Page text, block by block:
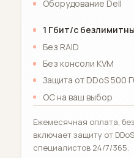
Оборудование Dell
1 Гбит/с
Без RAID
Без консоли KVM
Защита от DDoS 500
ОС на ваш выбор
Ежемесячная оплата,
включает защиту от
специалистов 24/7/365.